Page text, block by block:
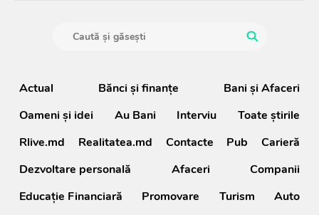
Actual Bănci şi finanţe
Bani și Afaceri
Oameni şi idei
Au Bani Interviu
Toate știrile
Rlive.md
Realitatea.md Contacte Pub
Carieră
Dezvoltare personală
Afaceri
Companii
Educație Financiară
Promovare Turism
Auto